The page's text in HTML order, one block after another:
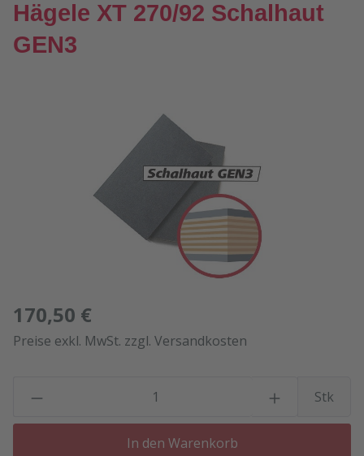
Hägele XT 270/92 Schalhaut
GEN3
Bildergalerie überspringen
170,50 €
Preise exkl. MwSt. zzgl. Versandkosten
Stk
In den Warenkorb